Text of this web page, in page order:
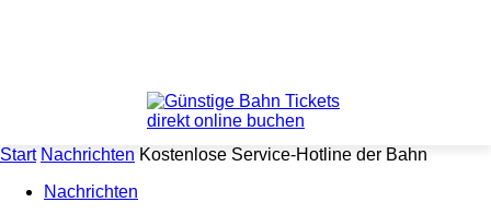
Start Nachrichten Kostenlose Service-Hotline der Bahn
Nachrichten